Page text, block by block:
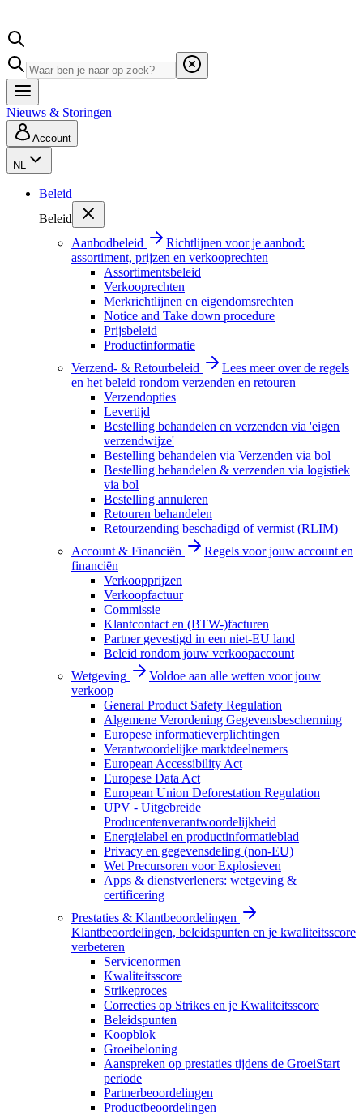
Nieuws & Storingen
Account
NL
Beleid
Beleid
Aanbodbeleid
Richtlijnen voor je aanbod:
assortiment, prijzen en verkooprechten
Assortimentsbeleid
Verkooprechten
Merkrichtlijnen en eigendomsrechten
Notice and Take down procedure
Prijsbeleid
Productinformatie
Verzend- & Retourbeleid
Lees meer over de regels
en het beleid rondom verzenden en retouren
Verzendopties
Levertijd
Bestelling behandelen en verzenden via 'eigen
verzendwijze'
Bestelling behandelen via Verzenden via bol
Bestelling behandelen & verzenden via logistiek
via bol
Bestelling annuleren
Retouren behandelen
Retourzending beschadigd of vermist (RLIM)
Account & Financiën
Regels voor jouw account en
financiën
Verkoopprijzen
Verkoopfactuur
Commissie
Klantcontact en (BTW-)facturen
Partner gevestigd in een niet-EU land
Beleid rondom jouw verkoopaccount
Wetgeving
Voldoe aan alle wetten voor jouw
verkoop
General Product Safety Regulation
Algemene Verordening Gegevensbescherming
Europese informatieverplichtingen
Verantwoordelijke marktdeelnemers
European Accessibility Act
Europese Data Act
European Union Deforestation Regulation
UPV - Uitgebreide
Producentenverantwoordelijkheid
Energielabel en productinformatieblad
Privacy en gegevensdeling (non-EU)
Wet Precursoren voor Explosieven
Apps & dienstverleners: wetgeving &
certificering
Prestaties & Klantbeoordelingen
Klantbeoordelingen, beleidspunten en je kwaliteitsscore
verbeteren
Servicenormen
Kwaliteitsscore
Strikeproces
Correcties op Strikes en je Kwaliteitsscore
Beleidspunten
Koopblok
Groeibeloning
Aanspreken op prestaties tijdens de GroeiStart
periode
Partnerbeoordelingen
Productbeoordelingen